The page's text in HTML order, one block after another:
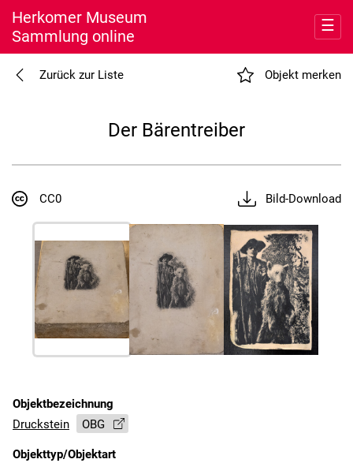
Herkomer Museum
Sammlung online
☰
Entdecken
Nutzung
Zurück zur Liste Objekt merken
Der Bärentreiber
CC0 Bild-Download
Objektbezeichnung
Druckstein
OBG
Objekttyp/Objektart